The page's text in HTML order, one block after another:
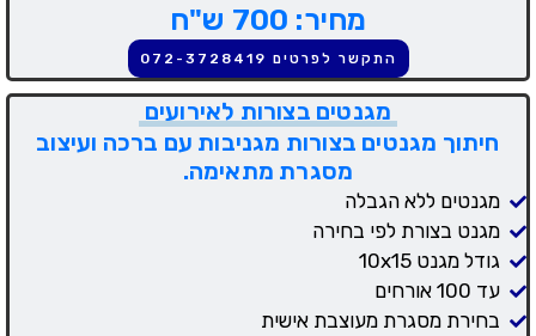
מחיר: 700 ש"ח
התקשר לפרטים 072-3728419
מגנטים בצורות לאירועים
חיתוך מגנטים בצורות מגניבות עם ברכה ועיצוב
מסגרת מתאימה.
מגנטים ללא הגבלה
מגנט בצורת לפי בחירה
גודל מגנט 10x15
עד 100 אורחים
בחירת מסגרת מעוצבת אישית